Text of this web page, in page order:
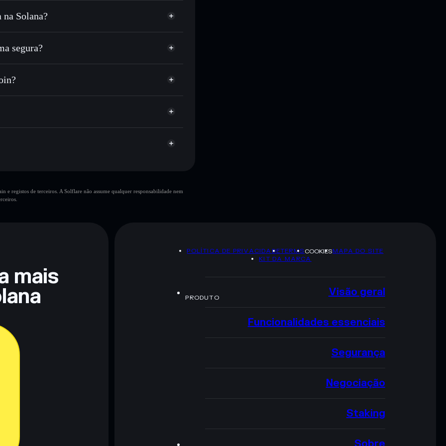
milhares de outros tokens Solana com
em BSC
as carteiras usando o Agregador de
Solana?
segura?
carteira não-custodial Solflare
única carteira
e registos de terceiros. A Solflare não assume qualquer responsabilidade nem
mais
POLÍTICA DE PRIVACIDADETERMSCOOKIESMAPA DO SITE
KIT DA MARCA
PRODUTO Visão geral
Funcionalidades essenciais
Segurança
Negociação
Staking